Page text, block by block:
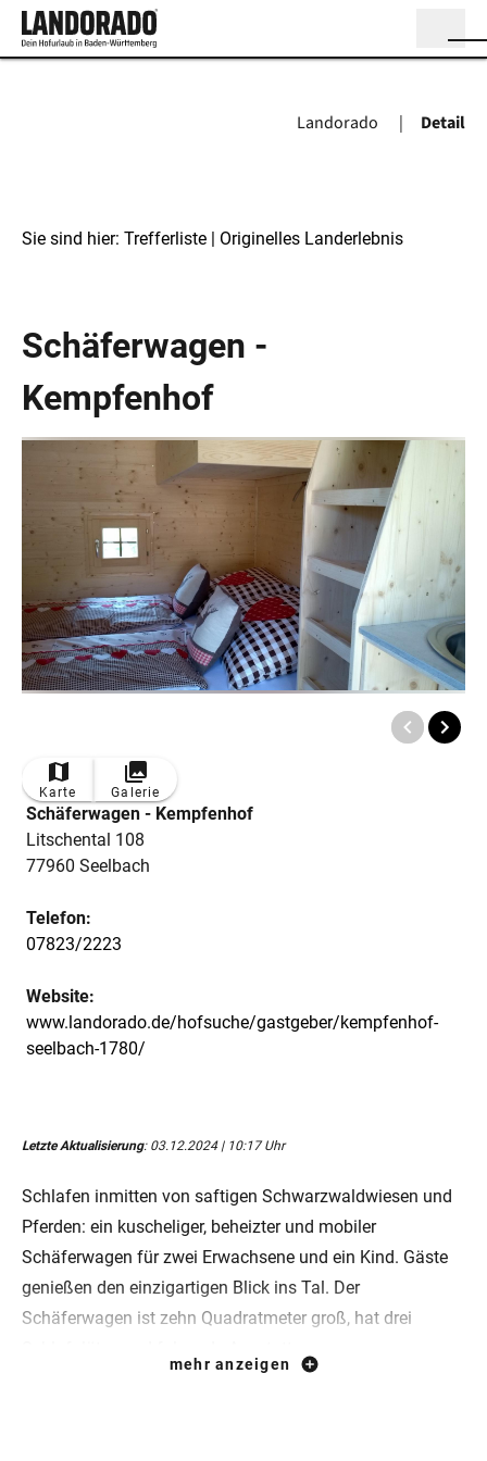
Detail
Sie sind hier: Trefferliste | Originelles Landerlebnis
Schäferwagen -
Kempfenhof
Karte Galerie
Schäferwagen - Kempfenhof
Litschental 108
77960 Seelbach
Telefon:
07823/2223
Website:
www.landorado.de/hofsuche/gastgeber/kempfenhof-
seelbach-1780/
Letzte Aktualisierung: 03.12.2024 | 10:17 Uhr
Schlafen inmitten von saftigen Schwarzwaldwiesen und
Pferden: ein kuscheliger, beheizter und mobiler
Schäferwagen für zwei Erwachsene und ein Kind. Gäste
genießen den einzigartigen Blick ins Tal. Der
Schäferwagen ist zehn Quadratmeter groß, hat drei
mehr anzeigen